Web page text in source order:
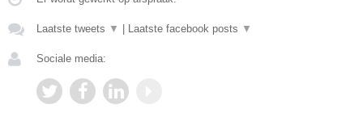
Laatste tweets ▼ Laatste facebook posts ▼
Sociale media: